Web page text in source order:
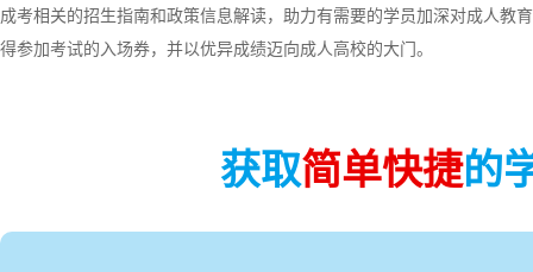
成考相关的招生指南和政策信息解读，助力有需要的学员加深对成人教
得参加考试的入场券，并以优异成绩迈向成人高校的大门。
获取简单快捷的